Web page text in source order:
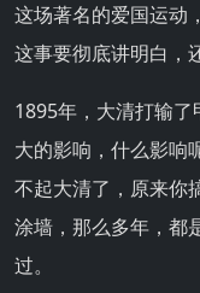
这场著名的爱国运动
这事要彻底讲明白，
1895年，大清打输
大的影响，什么影响
不起大清了，原来你
涂墙，那么多年，都
过。